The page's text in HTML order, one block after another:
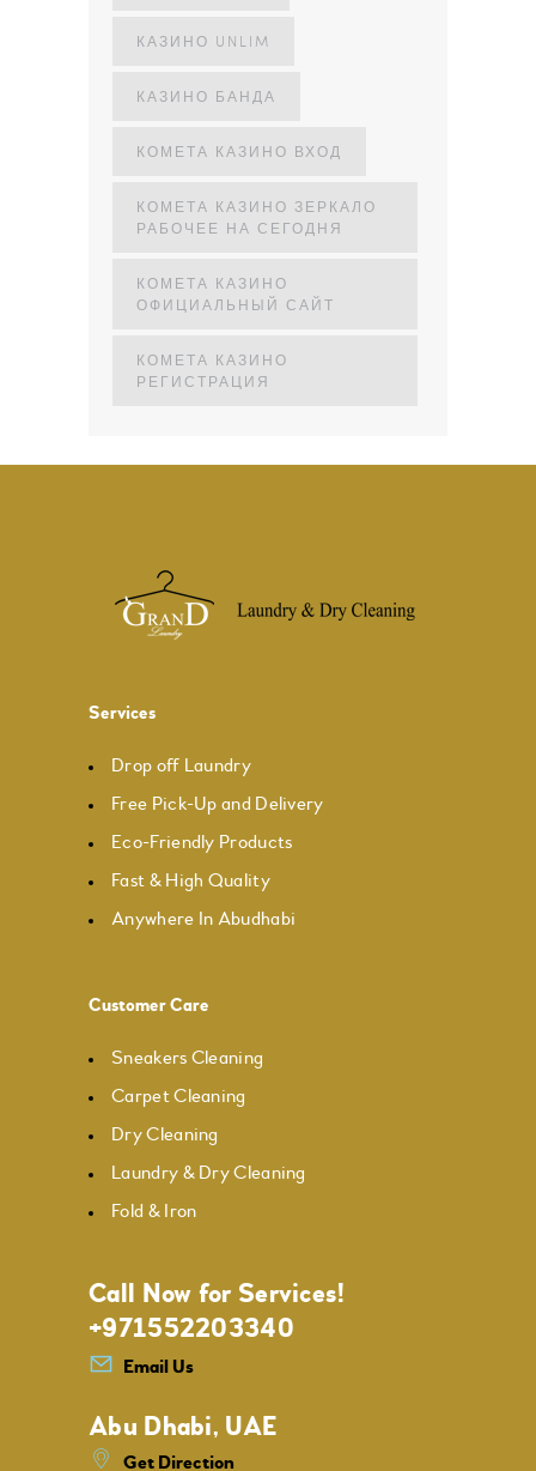
КАЗИНО UNLIM
КАЗИНО БАНДА
КОМЕТА КАЗИНО ВХОД
КОМЕТА КАЗИНО ЗЕРКАЛО
РАБОЧЕЕ НА СЕГОДНЯ
КОМЕТА КАЗИНО
ОФИЦИАЛЬНЫЙ САЙТ
КОМЕТА КАЗИНО
РЕГИСТРАЦИЯ
Services
Drop off Laundry
Free Pick-Up and Delivery
Eco-Friendly Products
Fast & High Quality
Anywhere In Abudhabi
Customer Care
Sneakers Cleaning
Carpet Cleaning
Dry Cleaning
Laundry & Dry Cleaning
Fold & Iron
Call Now for Services!
+971552203340
Email Us
Abu Dhabi, UAE
Get Direction